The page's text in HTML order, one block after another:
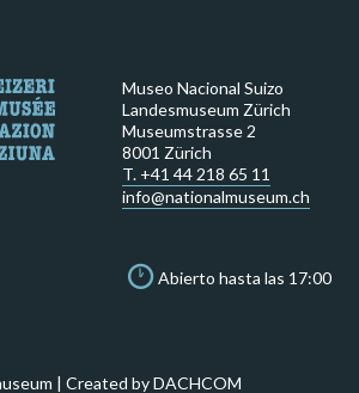
Museo Nacional Suizo
Landesmuseum Zürich
Museumstrasse 2
8001 Zürich
T. +41 44 218 65 11
info@nationalmuseum.ch
Abierto hasta las 17:00
| Created byDACHCOM